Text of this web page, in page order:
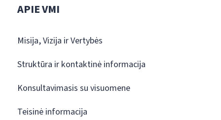
APIE VMI
Misija, Vizija ir Vertybės
Struktūra ir kontaktinė informacija
Konsultavimasis su visuomene
Teisinė informacija